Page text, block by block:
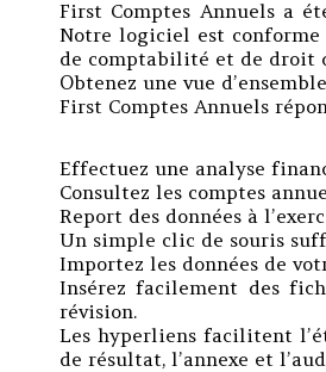
First Comptes Annuels a
Notre logiciel est conforme
de comptabilité et de droit
Obtenez une vue
First Comptes Annuels
Effectuez une analyse
Consultez les comptes
Report des données à
Un simple clic de souris
Importez les données de
Insérez facilement des
révision.
Les hyperliens facilitent
de résultat, l’annexe et